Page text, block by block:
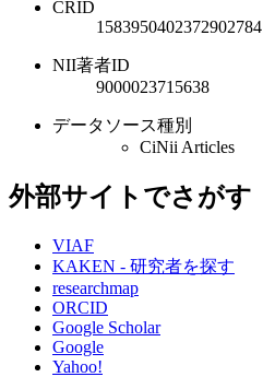
CRID
1583950402372902784
NII著者ID
9000023715638
データソース種別
CiNii Articles
外部サイトでさがす
VIAF
KAKEN - 研究者を探す
researchmap
ORCID
Google Scholar
Google
Yahoo!